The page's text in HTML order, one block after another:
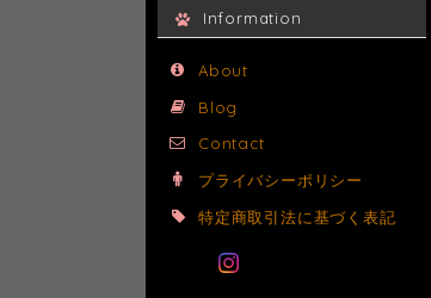
Information
About
Blog
Contact
プライバシーポリシー
特定商取引法に基づく表記